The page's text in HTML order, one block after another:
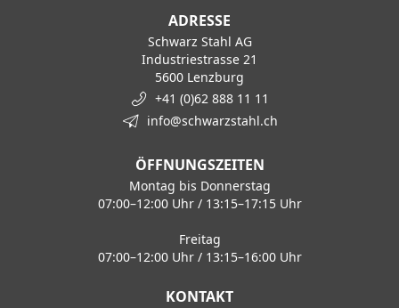
ADRESSE
Schwarz Stahl AG
Industriestrasse 21
5600 Lenzburg
+41 (0)62 888 11 11
info@schwarzstahl.ch
ÖFFNUNGSZEITEN
Montag bis Donnerstag
07:00–12:00 Uhr / 13:15–17:15 Uhr
Freitag
07:00–12:00 Uhr / 13:15–16:00 Uhr
KONTAKT